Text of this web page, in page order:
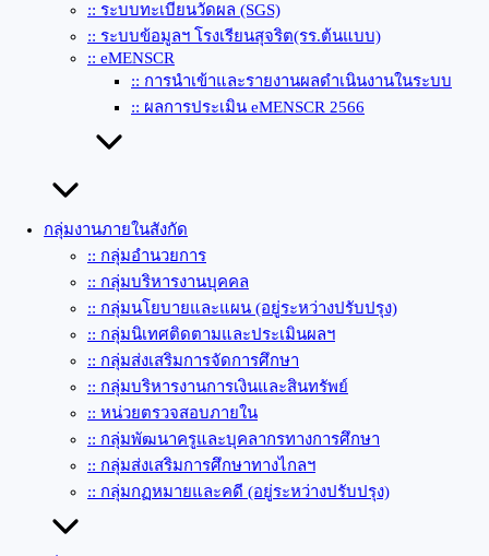
:: ระบบทะเบียนวัดผล (SGS)
:: ระบบข้อมูลฯ โรงเรียนสุจริต(รร.ต้นแบบ)
:: eMENSCR
:: การนำเข้าและรายงานผลดำเนินงานในระบบ
:: ผลการประเมิน eMENSCR 2566
กลุ่มงานภายในสังกัด
:: กลุ่มอำนวยการ
:: กลุ่มบริหารงานบุคคล
:: กลุ่มนโยบายและแผน (อยู่ระหว่างปรับปรุง)
:: กลุ่มนิเทศติดตามและประเมินผลฯ
:: กลุ่มส่งเสริมการจัดการศึกษา
:: กลุ่มบริหารงานการเงินและสินทรัพย์
:: หน่วยตรวจสอบภายใน
:: กลุ่มพัฒนาครูและบุคลากรทางการศึกษา
:: กลุ่มส่งเสริมการศึกษาทางไกลฯ
:: กลุ่มกฏหมายและคดี (อยู่ระหว่างปรับปรุง)